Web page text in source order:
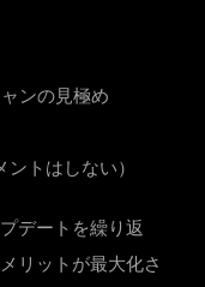
ンの見極め
トはしない）
デートを繰り返
リットが最大化さ